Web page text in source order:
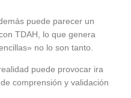
puede parecer un
TDAH, lo que genera
no lo son tanto.
puede provocar ira
comprensión y validación